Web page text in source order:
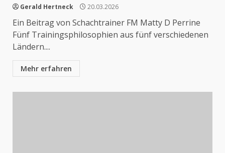
Gerald Hertneck 20.03.2026
Ein Beitrag von Schachtrainer FM Matty D Perrine
Fünf Trainingsphilosophien aus fünf verschiedenen
Ländern....
Mehr erfahren